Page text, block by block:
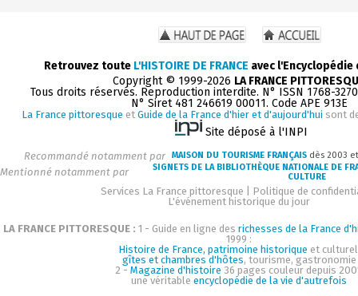
Retrouvez toute L'HISTOIRE DE FRANCE avec
Copyright © 1999-2026 LA FRANCE
Tous droits réservés. Reproduction interdite. N° ISSN 1768-
N° Siret 481 246619 00011. Code APE 913E
La France pittoresque et Guide de la France d'hier et d'aujourd'hui sont
Site déposé à l'INPI
Recommandé notamment par MAISON DU TOURISME FRANÇAIS dès 2003
Mentionné notamment par
SIGNETS DE LA BIBLIOTHÈQUE NATIONALE DE
CULTURE
Services La France pittoresque
Politique de
L'événement historique du jour
LA FRANCE PITTORESQUE : 1 - Guide en ligne des richesses de la France
1999 :
Histoire de France, patrimoine historique et
gîtes et chambres d'hôtes, tourisme, gastronomie
2 - Magazine d'histoire 36 pages couleur depuis
une véritableencyclopédie de la vie d'autrefois